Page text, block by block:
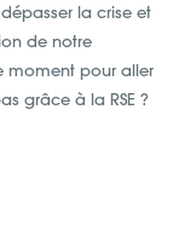
la crise et
de notre
moment pour aller
grâce à la RSE ?